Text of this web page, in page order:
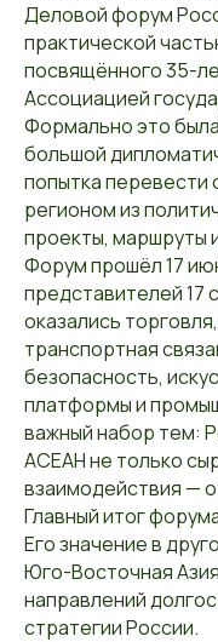
Деловой форум
практической
посвящённого 35-
Ассоциацией
Формально это
большой
попытка
регионом из
проекты, маршруты
Форум прошёл 17
представителей 17
оказались
транспортная
безопасность,
платформы и
важный набор тем:
АСЕАН не только
взаимодействия —
Главный итог
Его значение в
Юго-Восточная
направлений
стратегии России.